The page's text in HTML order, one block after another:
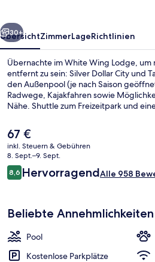
Weiter
30+
ÜbersichtZimmerLageRichtlinien
Übernachte im White Wing Lodge,
entfernt zu sein: Silver Dollar City und
den Außenpool (je nach Saison
Radwege, Kajakfahren sowie
Nähe. Shuttle zum Freizeitpark und
hilfsbereite Personal zu berichten.
Der
aktuelle
Preis
beträgt
67 €.
67 €
inkl. Steuern & Gebühren
8. Sept.–9. Sept.
Bewertungen
8,68,6 von 10.
HervorragendAlle 958
Beliebte Annehmlichkeiten
Pool
Kostenlose Parkplätze